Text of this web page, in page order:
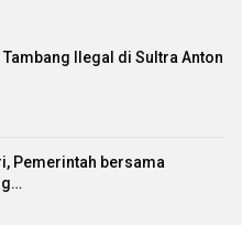
Ilegal di Sultra Anton
Pemerintah bersama